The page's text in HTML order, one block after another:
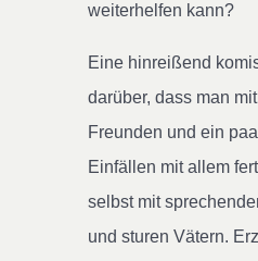
weiterhelfen kann?
Eine hinreißend
darüber, dass man
Freunden und ein
Einfällen mit allem
selbst mit
und sturen Vätern.